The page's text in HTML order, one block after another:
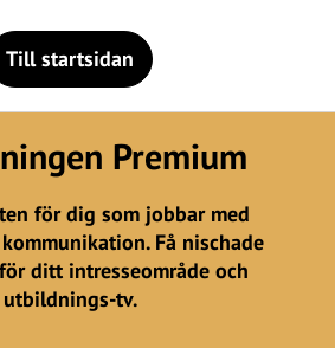
Till startsidan
Premium
för dig som jobbar med
Få nischade
ditt intresseområde och
utbildnings-tv.